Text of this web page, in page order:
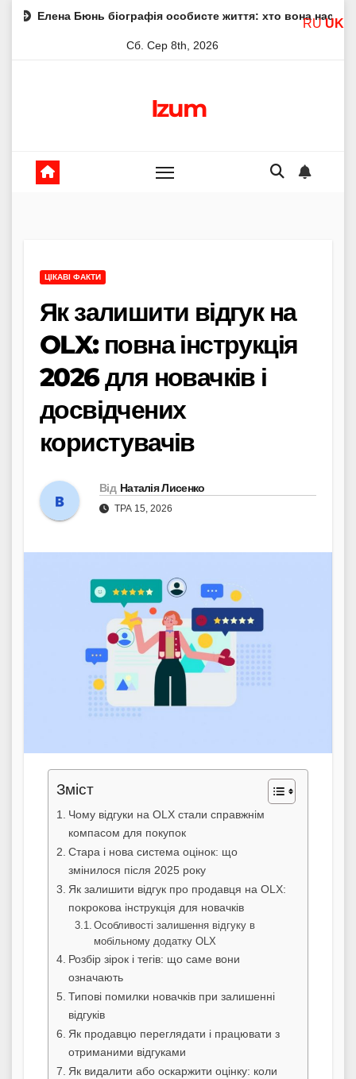
Skipбіографія особисте життя: хто вона насправді
Сб. Сер 8th, 2026
Izum
ЦІКАВІ ФАКТИ
Як залишити відгук на
OLX: повна інструкція
2026 для новачків і
досвідчених
користувачів
Від Наталія Лисенко
ТРА 15, 2026
Зміст
Чому відгуки на OLX стали справжнім
компасом для покупок
Стара і нова система оцінок: що
змінилося після 2025 року
Як залишити відгук про продавця на OLX:
покрокова інструкція для новачків
Особливості залишення відгуку в
мобільному додатку OLX
Розбір зірок і тегів: що саме вони
означають
Типові помилки новачків при залишенні
відгуків
Як продавцю переглядати і працювати з
отриманими відгуками
Як видалити або оскаржити оцінку: коли
RU UK